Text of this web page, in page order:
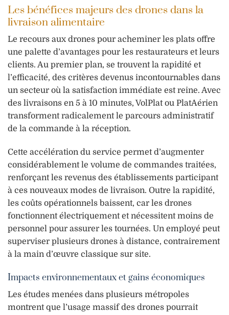
Les bénéfices majeurs des drones dans la
livraison alimentaire
Le recours aux drones pour acheminer les plats offre
une palette d’avantages pour les restaurateurs et leurs
clients. Au premier plan, se trouvent la rapidité et
l’efficacité, des critères devenus incontournables dans
un secteur où la satisfaction immédiate est reine. Avec
des livraisons en 5 à 10 minutes, VolPlat ou PlatAérien
transforment radicalement le parcours administratif
de la commande à la réception.
Cette accélération du service permet d’augmenter
considérablement le volume de commandes traitées,
renforçant les revenus des établissements participant
à ces nouveaux modes de livraison. Outre la rapidité,
les coûts opérationnels baissent, car les drones
fonctionnent électriquement et nécessitent moins de
personnel pour assurer les tournées. Un employé peut
superviser plusieurs drones à distance, contrairement
à la main d’œuvre classique sur site.
Impacts environnementaux et gains économiques
Les études menées dans plusieurs métropoles
montrent que l’usage massif des drones pourrait